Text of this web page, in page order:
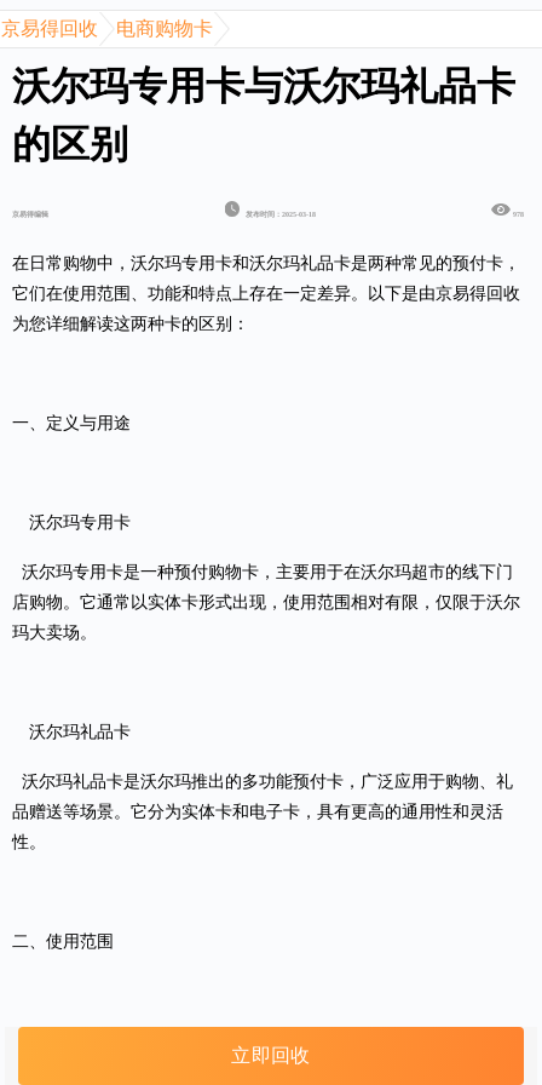
京易得回收 电商购物卡
沃尔玛专用卡与沃尔玛礼品卡
的区别
京易得编辑 发布时间：2025-03-18 978
在日常购物中，沃尔玛专用卡和沃尔玛礼品卡是两种常见的预付卡，
它们在使用范围、功能和特点上存在一定差异。以下是由京易得回收
为您详细解读这两种卡的区别：
一、定义与用途
沃尔玛专用卡
沃尔玛专用卡是一种预付购物卡，主要用于在沃尔玛超市的线下门
店购物。它通常以实体卡形式出现，使用范围相对有限，仅限于沃尔
玛大卖场。
沃尔玛礼品卡
沃尔玛礼品卡是沃尔玛推出的多功能预付卡，广泛应用于购物、礼
品赠送等场景。它分为实体卡和电子卡，具有更高的通用性和灵活
性。
二、使用范围
立即回收